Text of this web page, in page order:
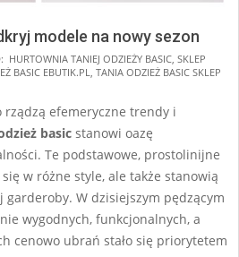
modele na nowy sezon
HURTOWNIA TANIEJ ODZIEŻY BASIC SKLEP
BASIC EBUTIK.PL
TANIA ODZIEŻ BASIC SKLEP
rządzą efemeryczne trendy i
basic stanowi oazę
Te podstawowe, prostolinijne
w różne style, ale także stanowią
W dzisiejszym pędzącym
wygodnych, funkcjonalnych, a
cenowo ubrań stało się priorytetem